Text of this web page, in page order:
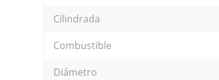
Cilindrada
Combustible
Diámetro